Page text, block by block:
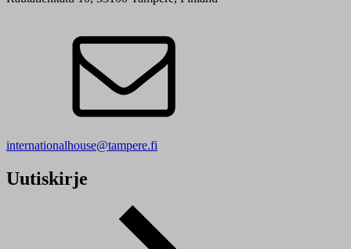
internationalhouse@tampere.fi
Uutiskirje